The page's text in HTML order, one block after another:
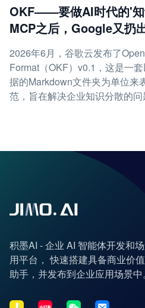
OKF——要做AI时代的'
MCP之后，Google又扔
2026年6月，谷歌云发布了
Format（OKF）v0.1，这是一
据的Markdown文件夹为单位来
范，旨在解决企业知识分散的问
积墨AI - 企业 AI 智能体开发和
用平台， 快速搭建具备商业价
助手，并发布到企业应用场景中。